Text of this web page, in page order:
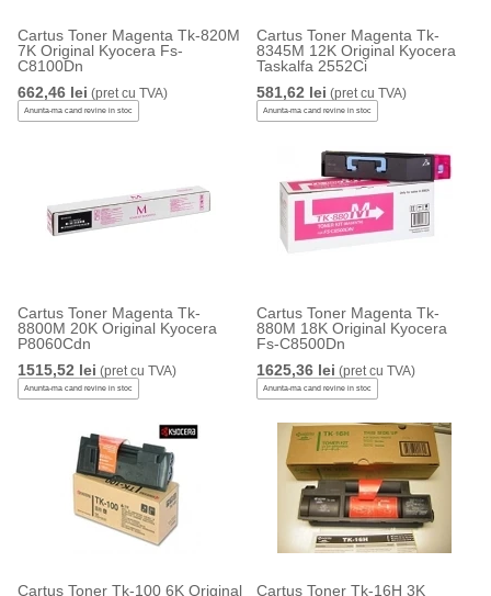
Cartus Toner Magenta Tk-820M
7K Original Kyocera Fs-
C8100Dn
662,46 lei (pret cu TVA)
Anunta-ma cand revine in stoc
Cartus Toner Magenta Tk-
8345M 12K Original Kyocera
Taskalfa 2552Ci
581,62 lei (pret cu TVA)
Anunta-ma cand revine in stoc
Cartus Toner Magenta Tk-
8800M 20K Original Kyocera
P8060Cdn
1515,52 lei (pret cu TVA)
Anunta-ma cand revine in stoc
Cartus Toner Magenta Tk-
880M 18K Original Kyocera
Fs-C8500Dn
1625,36 lei (pret cu TVA)
Anunta-ma cand revine in stoc
Cartus Toner Tk-100 6K Original Cartus Toner Tk-16H 3K